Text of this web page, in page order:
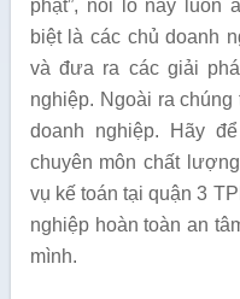
phạt”, nổi lo này luôn
biệt là các chủ doanh
và đưa ra các giải
nghiệp. Ngoài ra
doanh nghiệp. Hãy
chuyên môn chất
vụ kế toán tại quận 3
nghiệp hoàn toàn an
mình.